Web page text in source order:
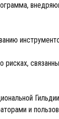
рисках,
и